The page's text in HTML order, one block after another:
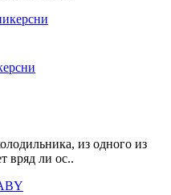
из одного из
вряд ли ос..